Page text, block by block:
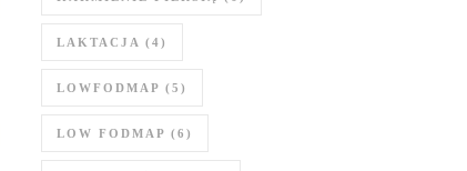
LAKTACJA (4)
LOWFODMAP (5)
LOW FODMAP (6)